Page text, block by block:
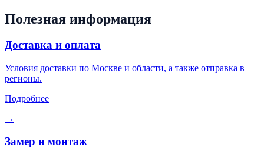
Полезная информация
Доставка и оплата
Условия доставки по Москве и области, а также отправка в
регионы.
Подробнее
→
Замер и монтаж